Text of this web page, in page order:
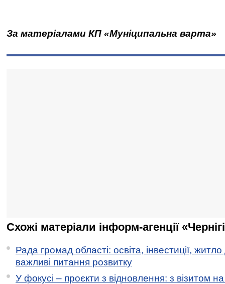
За матеріалами КП «Муніципальна варта»
Схожі матеріали інформ-агенції
Рада громад області: освіта, інвестиції,
важливі питання розвитку
У фокусі – проєкти з відновлення: з візитом